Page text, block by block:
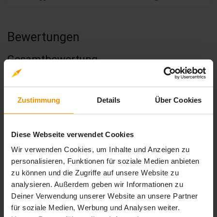
Zustimmung Details Über Cookies
Diese Webseite verwendet Cookies
Wir verwenden Cookies, um Inhalte und Anzeigen zu
personalisieren, Funktionen für soziale Medien anbieten
zu können und die Zugriffe auf unsere Website zu
analysieren. Außerdem geben wir Informationen zu
Deiner Verwendung unserer Website an unsere Partner
für soziale Medien, Werbung und Analysen weiter.
Bewertungen
Gesamtbewertung
Durchschnittliche Bewertungen
0,00
0 Bewertungen
5stars: 0
Bewertungen
4stars: Bewertungen